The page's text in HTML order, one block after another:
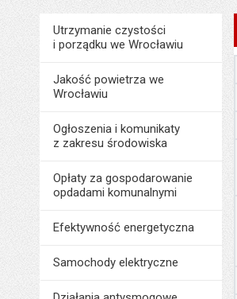
MenuŚrodowisko i ekologia
Utrzymanie czystości
i porządku we Wrocławiu
Jakość powietrza we
Wrocławiu
Ogłoszenia i komunikaty
z zakresu środowiska
Opłaty za gospodarowanie
opdadami komunalnymi
Efektywność energetyczna
Samochody elektryczne